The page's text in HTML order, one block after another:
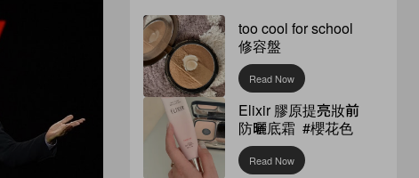
too cool for school
修容盤
Read Now
Elixir 膠原提亮妝前
防曬底霜 #櫻花色
Read Now